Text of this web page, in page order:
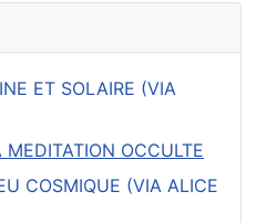
ET SOLAIRE (VIA
OCCULTE
COSMIQUE (VIA ALICE